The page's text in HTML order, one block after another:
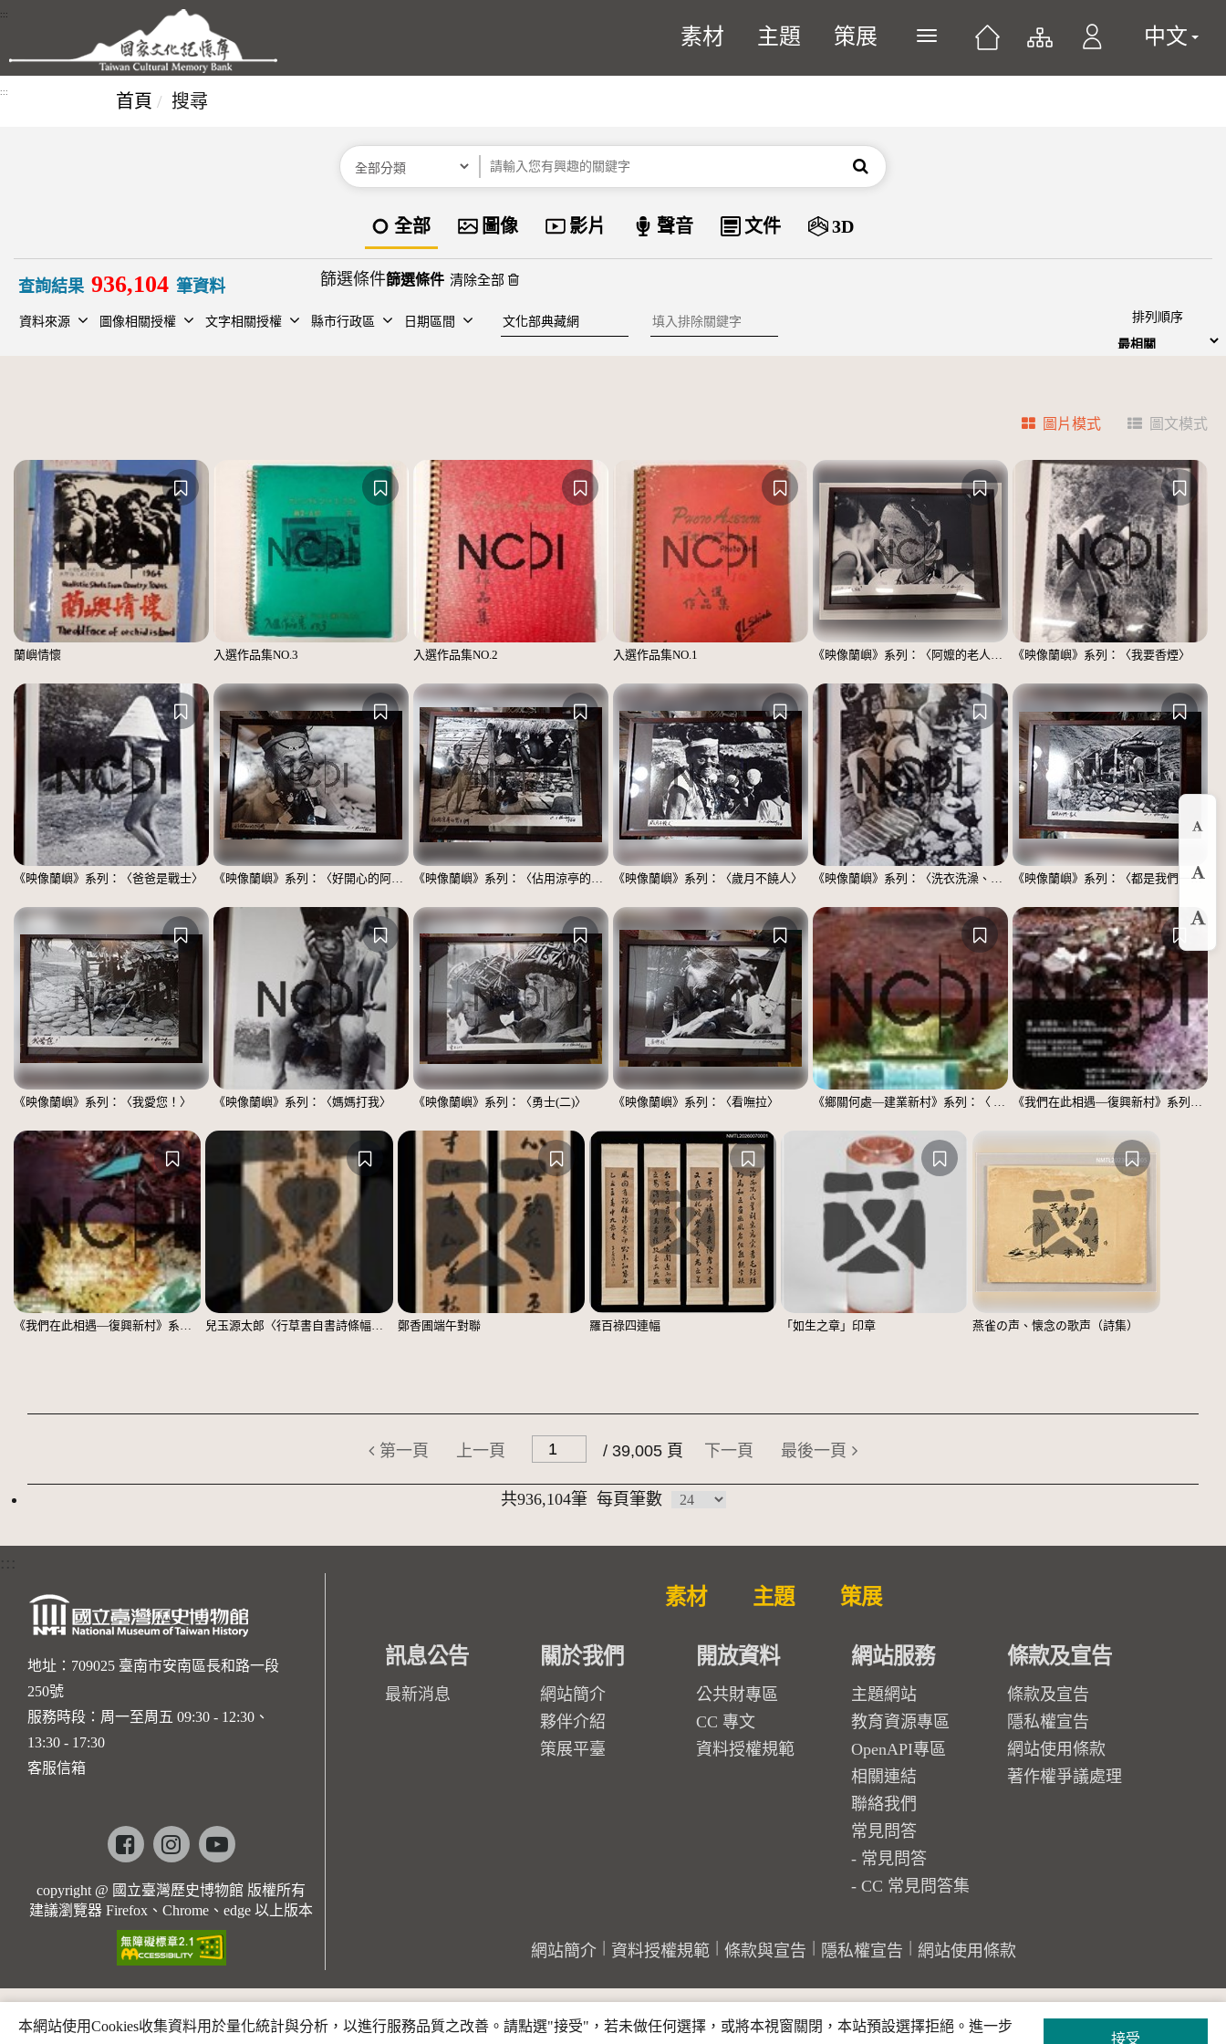
跳到主要內容區塊
:::
素材 主題 策展 展開或關閉主選單 中文
::: 首頁 搜尋
分類 關鍵字 搜尋
資料類型
全部 圖像 影片 聲音 文件 3D
查詢結果 936,104 筆資料 篩選條件 清除全部
資料來源 圖像相關授權 文字相關授權 縣市行政區 日期區間 建檔單位 排除關鍵字 排列順序
圖片模式 圖文模式
蘭嶼情懷 入選作品集NO.3 入選作品集NO.2 入選作品集NO.1 《映像蘭嶼》系列：〈阿嬤的老人斑〉 《映像蘭嶼》系列：〈我要香煙〉
《映像蘭嶼》系列：〈爸爸是戰士〉 《映像蘭嶼》系列：〈好開心的阿嬤〉 《映像蘭嶼》系列：〈佔用涼亭的男士們〉 《映像蘭嶼》系列：〈歲月不饒人〉 《映像蘭嶼》系列：〈洗衣洗澡、都在這裡〉 《映像蘭嶼》系列：〈都是我們一家人〉
《映像蘭嶼》系列：〈我愛您！〉 《映像蘭嶼》系列：〈媽媽打我〉 《映像蘭嶼》系列：〈勇士(二)〉 《映像蘭嶼》系列：〈看嘸拉〉 《鄉關何處—建業新村》系列：〈 邱敬賢04〉 《我們在此相遇—復興新村》系列：〈殘響04〉
《我們在此相遇—復興新村》系列：〈殘響03〉 兒玉源太郎〈行草書自書詩條幅〉（印本） 鄭香圃端午對聯 羅百祿四連幅 「如生之章」印章 燕雀の声、懐念の歌声（詩集）
第一頁 上一頁 / 39,005 頁 下一頁 最後一頁
共936,104筆 每頁筆數
放
:::
地址：709025 臺南市安南區長和路一段
250號
服務時段：周一至周五 09:30 - 12:30、
13:30 - 17:30
客服信箱
Facebookinstagramyoutube
copyright @ 國立臺灣歷史博物館 版權所有
建議瀏覽器 Firefox、Chrome、edge 以上版本
素材 主題 策展
訊息公告
最新消息
關於我們
網站簡介
夥伴介紹
策展平臺
開放資料
公共財專區
CC 專文
資料授權規範
網站服務
主題網站
教育資源專區
OpenAPI專區
相關連結
聯絡我們
常見問答
常見問答
CC 常見問答集
條款及宣告
條款及宣告
隱私權宣告
網站使用條款
著作權爭議處理
網站簡介 資料授權規範 條款與宣告 隱私權宣告 網站使用條款
本網站使用Cookies收集資料用於量化統計與分析，以進行服務品質之改善。請點選"接受"，若未做任何選擇，或將本視窗關閉，本站預設選擇拒絕。進一步
接受